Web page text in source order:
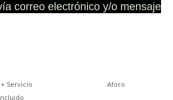
correo electrónico y/o mensaje
Servicio
Aforo